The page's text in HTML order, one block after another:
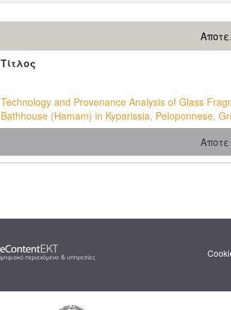
Τίτλος
Technology and Provenance Analysis of Glass
Bathhouse (Hamam) in Kyparissia, Peloponnese,